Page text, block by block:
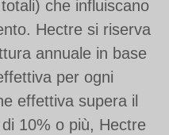
che influiscano
Hectre si riserva
annuale in base
per ogni
effettiva supera il
10% o più, Hectre